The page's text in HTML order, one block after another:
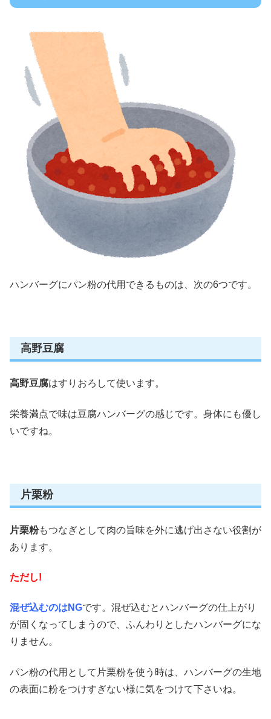
ハンバーグにパン粉の代用できるものは、次の6つです。
高野豆腐
高野豆腐はすりおろして使います。
栄養満点で味は豆腐ハンバーグの感じです。身体にも優し
いですね。
片栗粉
片栗粉もつなぎとして肉の旨味を外に逃げ出さない役割が
あります。
ただし!
混ぜ込むのはNGです。混ぜ込むとハンバーグの仕上がり
が固くなってしまうので、ふんわりとしたハンバーグにな
りません。
パン粉の代用として片栗粉を使う時は、ハンバーグの生地
の表面に粉をつけすぎない様に気をつけて下さいね。